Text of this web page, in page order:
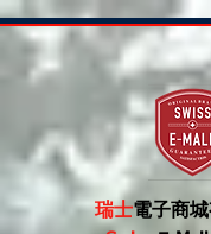
瑞士電子商